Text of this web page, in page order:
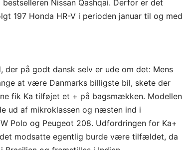
Nissan Qashqai. Derfor er det
197 Honda HR-V i perioden januar til og med
der på godt dansk selv er ude om det: Mens
at være Danmarks billigste bil, skete der
fik Ka tilføjet et + på bagsmækken. Modellen
ud af mikroklassen og næsten ind i
Polo og Peugeot 208. Udfordringen for Ka+
modsatte egentlig burde være tilfældet, da